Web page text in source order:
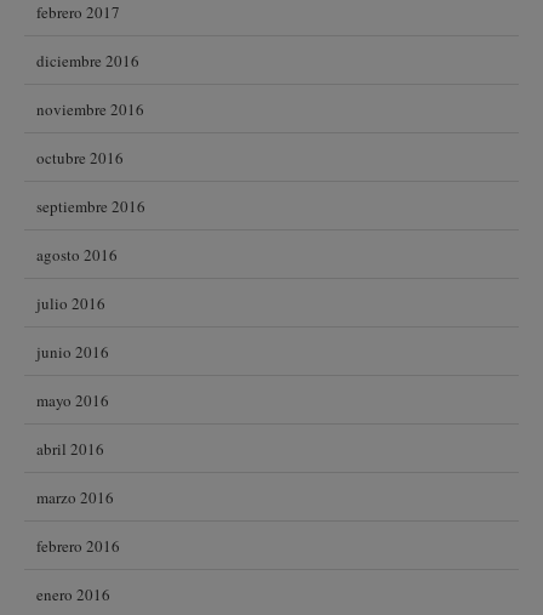
febrero 2017
diciembre 2016
noviembre 2016
octubre 2016
septiembre 2016
agosto 2016
julio 2016
junio 2016
mayo 2016
abril 2016
marzo 2016
febrero 2016
enero 2016